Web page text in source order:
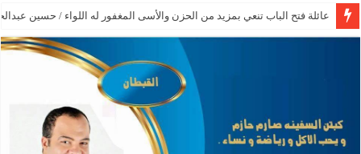
عائلة فتح الباب تنعي بمزيد من الحزن والأسى المغفور له اللواء / حسين